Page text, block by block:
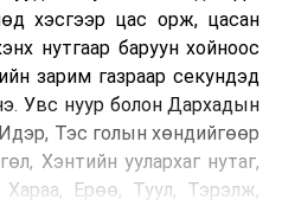
хэсгээр цас орж, цасан
нутгаар баруун хойноос
зарим газраар секундэд
Увс нуур болон Дархадын
Тэс голын хөндийгөөр
Хэнтийн уулархаг нутаг,
Ерөө, Туул, Тэрэлж,